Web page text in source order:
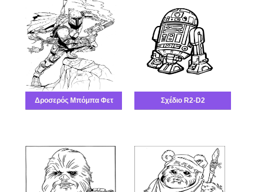
Δροσερός Μπόμπα Φετ Σχέδιο R2-D2